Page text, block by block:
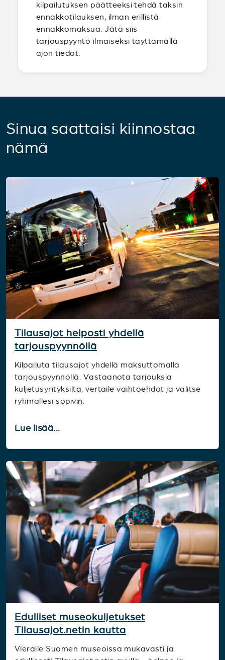
kilpailutuksen päätteeksi tehdä taksin
ennakkotilauksen, ilman erillistä
ennakkomaksua. Jätä siis
tarjouspyyntö ilmaiseksi täyttämällä
ajon tiedot.
Sinua saattaisi kiinnostaa
nämä
Tilausajot helposti yhdellä
tarjouspyynnöllä
Kilpailuta tilausajot yhdellä maksuttomalla
tarjouspyynnöllä. Vastaanota tarjouksia
kuljetusyrityksiltä, vertaile vaihtoehdot ja valitse
ryhmällesi sopivin.
Lue lisää...
Edulliset museokuljetukset
Tilausajot.netin kautta
Vieraile Suomen museoissa mukavasti ja